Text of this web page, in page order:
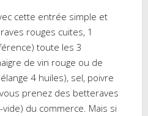
cette entrée simple et
rouges cuites, 1
toute les 3
de vin rouge ou de
4 huiles), sel, poivre
prenez des betteraves
du commerce. Mais si